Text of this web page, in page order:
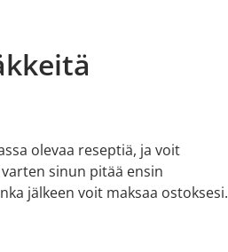
olevaa reseptiä, ja voit
sinun pitää ensin
jälkeen voit maksaa ostoksesi.